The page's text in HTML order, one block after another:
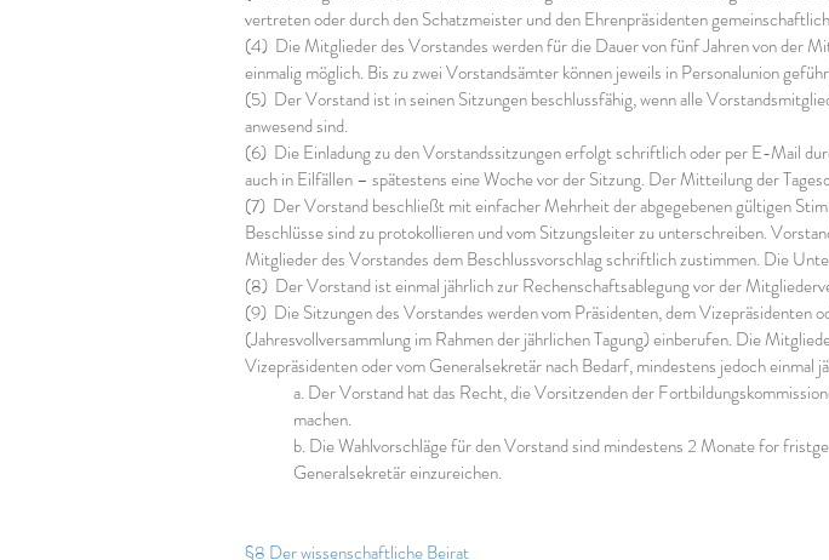
vertreten oder durch den Schatzmeister und den Ehrenpräsidenten
(4) Die Mitglieder des Vorstandes werden für die Dauer von fünf Jahren von der
einmalig möglich. Bis zu zwei Vorstandsämter können jeweils in Personalunion
(5) Der Vorstand ist in seinen Sitzungen beschlussfähig, wenn alle
anwesend sind.
(6) Die Einladung zu den Vorstandssitzungen erfolgt schriftlich oder per E-Mail
auch in Eilfällen – spätestens eine Woche vor der Sitzung. Der Mitteilung der
(7) Der Vorstand beschließt mit einfacher Mehrheit der abgegebenen gültigen
Beschlüsse sind zu protokollieren und vom Sitzungsleiter zu unterschreiben.
Mitglieder des Vorstandes dem Beschlussvorschlag schriftlich zustimmen. Die
(8) Der Vorstand ist einmal jährlich zur Rechenschaftsablegung vor der
(9) Die Sitzungen des Vorstandes werden vom Präsidenten, dem Vizepräsidenten
(Jahresvollversammlung im Rahmen der jährlichen Tagung) einberufen. Die
Vizepräsidenten oder vom Generalsekretär nach Bedarf, mindestens jedoch einmal
a. Der Vorstand hat das Recht, die Vorsitzenden der
machen.
b. Die Wahlvorschläge für den Vorstand sind mindestens 2 Monate for
Generalsekretär einzureichen.
§8 Der wissenschaftliche Beirat